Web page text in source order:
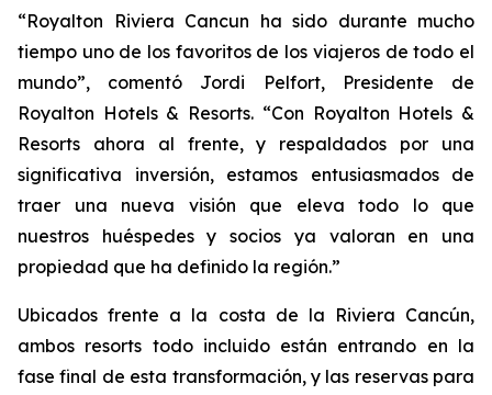
“Royalton Riviera Cancun ha sido durante mucho
tiempo uno de los favoritos de los viajeros de todo el
mundo”, comentó Jordi Pelfort, Presidente de
Royalton Hotels & Resorts. “Con Royalton Hotels &
Resorts ahora al frente, y respaldados por una
significativa inversión, estamos entusiasmados de
traer una nueva visión que eleva todo lo que
nuestros huéspedes y socios ya valoran en una
propiedad que ha definido la región.”
Ubicados frente a la costa de la Riviera Cancún,
ambos resorts todo incluido están entrando en la
fase final de esta transformación, y las reservas para